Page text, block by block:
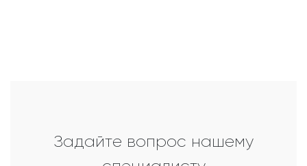
Задайте вопрос нашему